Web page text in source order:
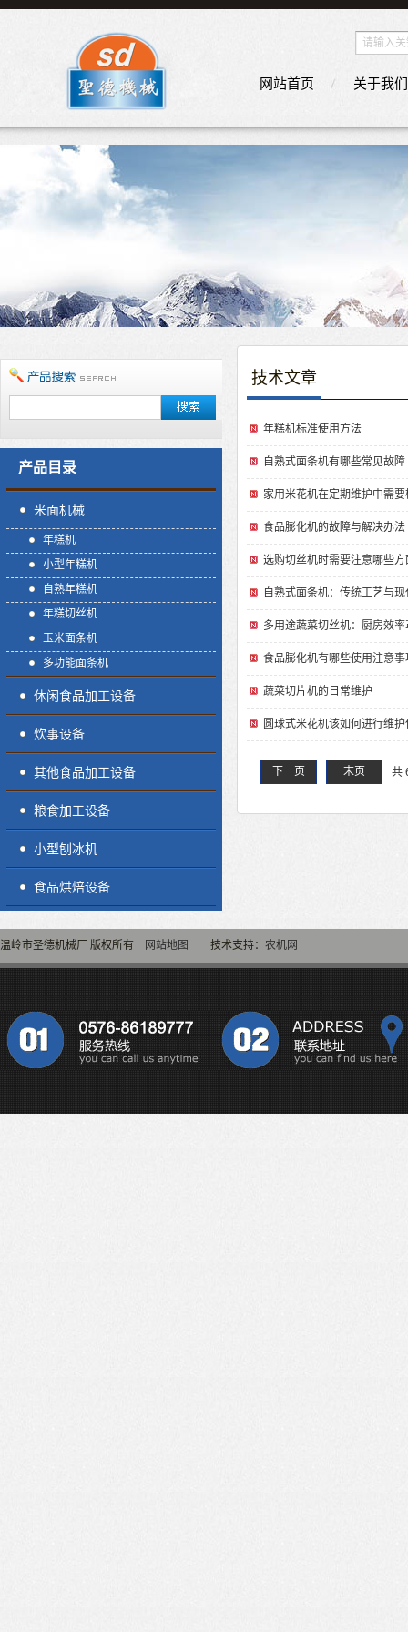
网站首页 关于我们
产品目录
米面机械
年糕机
小型年糕机
自熟年糕机
年糕切丝机
玉米面条机
多功能面条机
休闲食品加工设备
炊事设备
其他食品加工设备
粮食加工设备
小型刨冰机
食品烘焙设备
技术文章
年糕机标准使用方法
自熟式面条机有哪些常见故障
家用米花机在定期维护中需
食品膨化机的故障与解决办法
选购切丝机时需要注意哪些方
自熟式面条机：传统工艺与
多用途蔬菜切丝机：厨房效
食品膨化机有哪些使用注意事
蔬菜切片机的日常维护
圆球式米花机该如何进行维护
共
下一页 末页
温岭市圣德机械厂 版权所有 网站地图 技术支持： 农机网